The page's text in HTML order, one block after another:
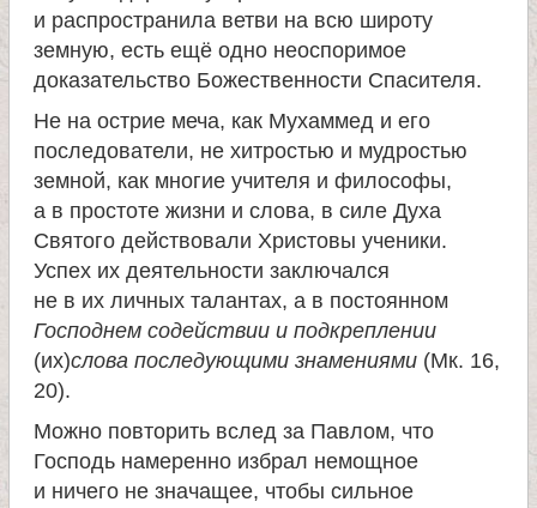
и распространила ветви на всю широту
земную, есть ещё одно неоспоримое
доказательство Божественности Спасителя.
Не на острие меча, как Мухаммед и его
последователи, не хитростью и мудростью
земной, как многие учителя и философы,
а в простоте жизни и слова, в силе Духа
Святого действовали Христовы ученики.
Успех их деятельности заключался
не в их личных талантах, а в постоянном
Господнем содействии и подкреплении
(их)слова последующими знамениями (Мк. 16,
20).
Можно повторить вслед за Павлом, что
Господь намеренно избрал немощное
и ничего не значащее, чтобы сильное